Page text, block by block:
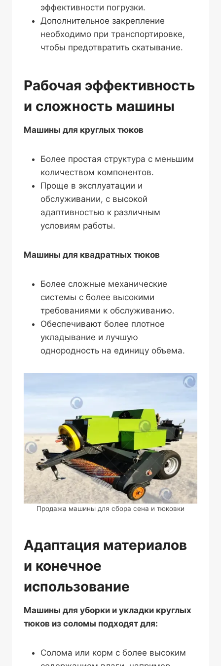
эффективности погрузки.
Дополнительное закрепление
необходимо при транспортировке,
чтобы предотвратить скатывание.
Рабочая эффективность
и сложность машины
Машины для круглых тюков
Более простая структура с меньшим
количеством компонентов.
Проще в эксплуатации и
обслуживании, с высокой
адаптивностью к различным
условиям работы.
Машины для квадратных тюков
Более сложные механические
системы с более высокими
требованиями к обслуживанию.
Обеспечивают более плотное
укладывание и лучшую
однородность на единицу объема.
Продажа машины для сбора сена и тюковки
Адаптация материалов
и конечное
использование
Машины для уборки и укладки круглых
тюков из соломы подходят для:
Солома или корм с более высоким